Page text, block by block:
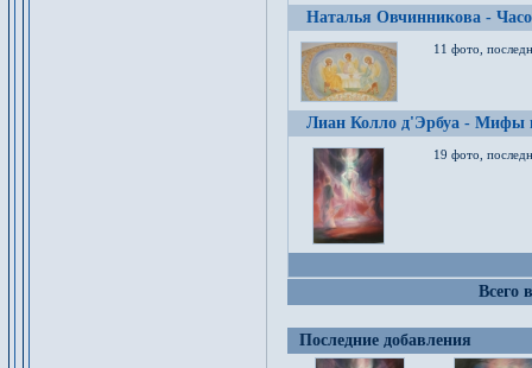
Наталья Овчинникова -
11 фото,
Лиан Колло д'Эрбуа - Мифы
19 фото,
Всего
Последние добавления